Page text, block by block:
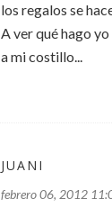
los regalos se
A ver qué hago
a mi costillo...
JUANI
febrero 06, 2012